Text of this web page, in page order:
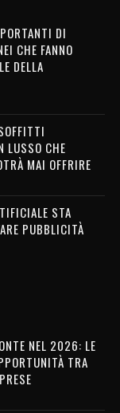
DI
CHE FANNO
DELLA
LUSSO CHE
MAI OFFRIRE
STA
PUBBLICITÀ
NEL 2026: LE
TRA